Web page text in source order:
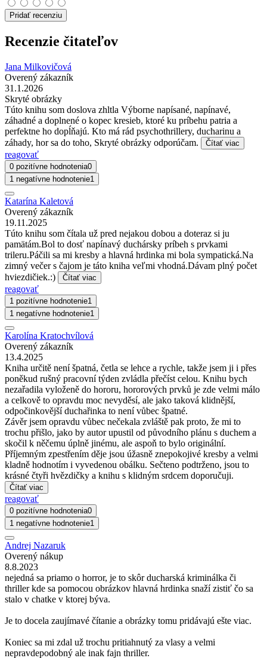
Pridať recenziu
Recenzie čitateľov
Jana Milkovičová
Overený zákazník
31.1.2026
Skryté obrázky
Túto knihu som doslova zhltla Výborne napísané, napínavé,
záhadné a doplnené o kopec kresieb, ktoré ku príbehu patria a
perfektne ho dopĺňajú. Kto má rád psychothrillery, ducharinu a
záhady, hor sa do toho, Skryté obrázky odporúčam.
Čítať viac
reagovať
0 pozitívne hodnotenia0
1 negatívne hodnotenie1
Katarína Kaletová
Overený zákazník
19.11.2025
Túto knihu som čítala už pred nejakou dobou a doteraz si ju
pamätám.Bol to dosť napínavý duchársky príbeh s prvkami
trileru.Páčili sa mi kresby a hlavná hrdinka mi bola sympatická.Na
zimný večer s čajom je táto kniha veľmi vhodná.Dávam plný počet
hviezdičiek.:)
Čítať viac
reagovať
1 pozitívne hodnotenie1
1 negatívne hodnotenie1
Karolína Kratochvílová
Overený zákazník
13.4.2025
Kniha určitě není špatná, četla se lehce a rychle, takže jsem ji i přes
poněkud rušný pracovní týden zvládla přečíst celou. Knihu bych
nezařadila vyloženě do hororu, hororových prvků je zde velmi málo
a celkově to opravdu moc nevyděsí, ale jako taková klidnější,
odpočinkovější duchařinka to není vůbec špatné.
Závěr jsem opravdu vůbec nečekala zvláště pak proto, že mi to
trochu přišlo, jako by autor upustil od původního plánu s duchem a
skočil k něčemu úplně jinému, ale aspoň to bylo originální.
Příjemným zpestřením děje jsou úžasně znepokojivé kresby a velmi
kladně hodnotím i vyvedenou obálku. Sečteno podtrženo, jsou to
krásné čtyři hvězdičky a knihu s klidným srdcem doporučuji.
Čítať viac
reagovať
0 pozitívne hodnotenia0
1 negatívne hodnotenie1
Andrej Nazaruk
Overený nákup
8.8.2023
nejedná sa priamo o horror, je to skôr ducharská kriminálka či
thriller kde sa pomocou obrázkov hlavná hrdinka snaží zistiť čo sa
stalo v chatke v ktorej býva.
Je to docela zaujímavé čítanie a obrázky tomu pridávajú ešte viac.
Koniec sa mi zdal už trochu pritiahnutý za vlasy a velmi
nepravdepodobný ale inak fajn thriller.